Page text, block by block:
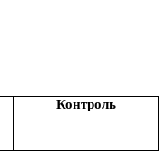
Контроль